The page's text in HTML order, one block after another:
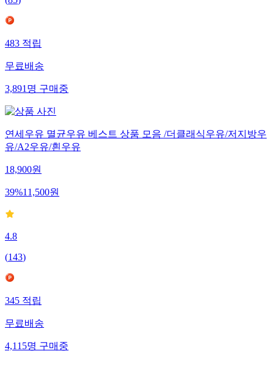
483 적립
무료배송
3,891 명 구매중
연세우유 멸균우유 베스트 상품 모음 /더클래식우유/저지방우
유/A2우유/흰우유
18,900원
39%11,500원
4.8
(143)
345 적립
무료배송
4,115명 구매중